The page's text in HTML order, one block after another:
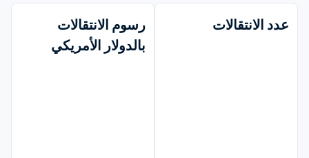
عدد الانتقالات
بالدولار الأمريكي